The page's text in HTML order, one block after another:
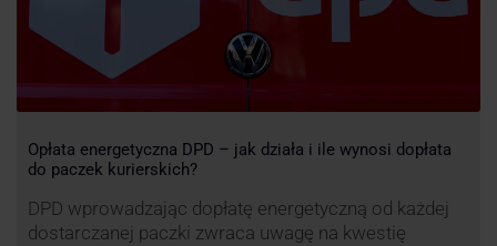
Opłata energetyczna DPD – jak działa i ile wynosi dopłata
do paczek kurierskich?
DPD wprowadzając dopłatę energetyczną od każdej
dostarczanej paczki zwraca uwagę na kwestię